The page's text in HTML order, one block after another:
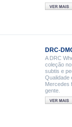
DRC-
A DRC
coleção
subtis e
Qualidade
Mercedes
gente.